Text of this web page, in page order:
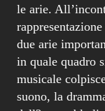
le arie.
due arie
in quale quadro
musicale
suono, la